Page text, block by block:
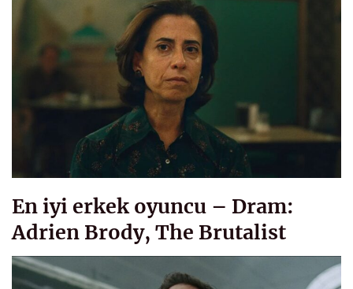
En iyi erkek oyuncu – Dram:
Adrien Brody, The Brutalist